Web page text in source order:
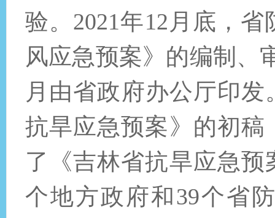
验。2021年12月底，
风应急预案》的编制、
月由省政府办公厅印
抗旱应急预案》的初
了《吉林省抗旱应急
个地方政府和39个省